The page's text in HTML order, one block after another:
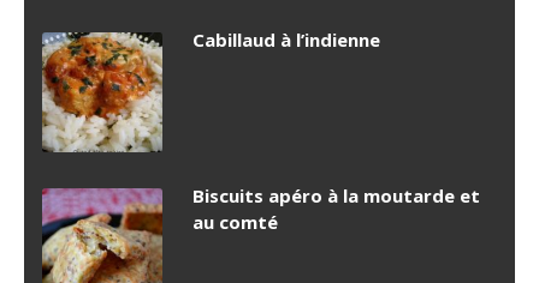
Cabillaud à l’indienne
Biscuits apéro à la moutarde et
au comté